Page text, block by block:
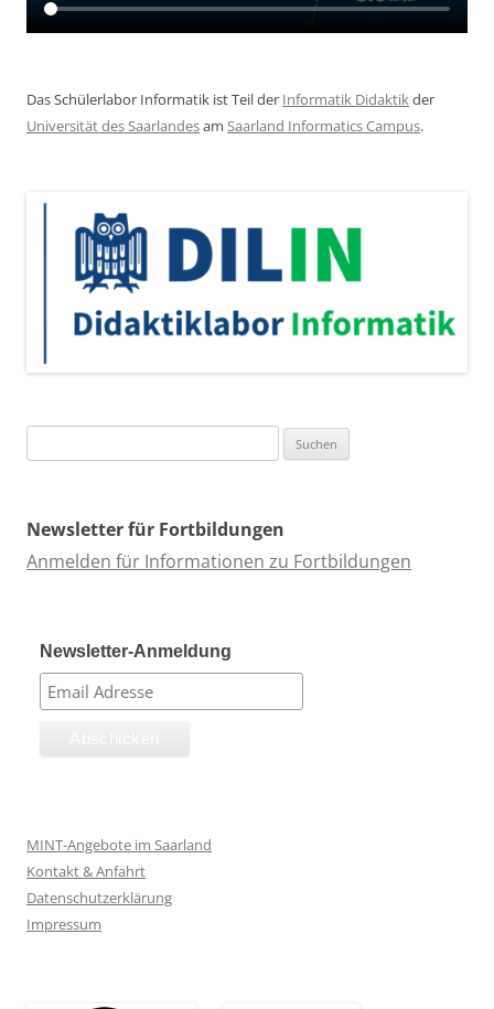
Das Schülerlabor Informatik ist Teil der Informatik Didaktikder
Universität des Saarlandesam Saarland Informatics Campus.
nach:
Newsletter für Fortbildungen
Anmelden für Informationen zu Fortbildungen
Newsletter-Anmeldung
MINT-Angebote im Saarland
Kontakt & Anfahrt
Datenschutzerklärung
Impressum